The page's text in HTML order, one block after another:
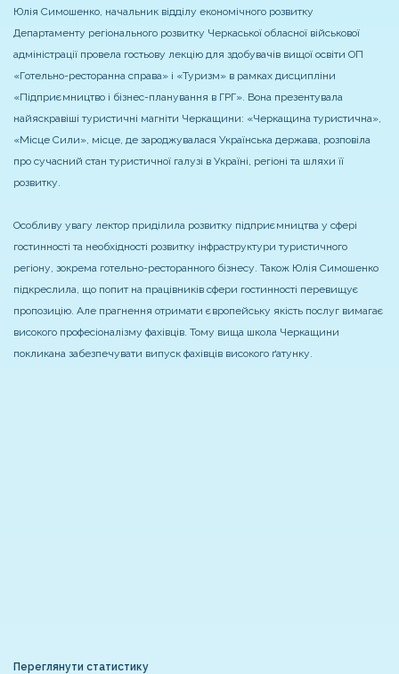
Юлія Симошенко, начальник відділу економічного розвитку
Департаменту регіонального розвитку Черкаської обласної військової
адміністрації провела гостьову лекцію для здобувачів вищої освіти ОП
«Готельно-ресторанна справа» і «Туризм» в рамках дисципліни
«Підприємництво і бізнес-планування в ГРГ». Вона презентувала
найяскравіші туристичні магніти Черкащини: «Черкащина туристична»,
«Місце Сили», місце, де зароджувалася Українська держава, розповіла
про сучасний стан туристичної галузі в Україні, регіоні та шляхи її
розвитку.
Особливу увагу лектор приділила розвитку підприємництва у сфері
гостинності та необхідності розвитку інфраструктури туристичного
регіону, зокрема готельно-ресторанного бізнесу. Також Юлія Симошенко
підкреслила, що попит на працівників сфери гостинності перевищує
пропозицію. Але прагнення отримати європейську якість послуг вимагає
високого професіоналізму фахівців. Тому вища школа Черкащини
покликана забезпечувати випуск фахівців високого ґатунку.
Переглянути статистику